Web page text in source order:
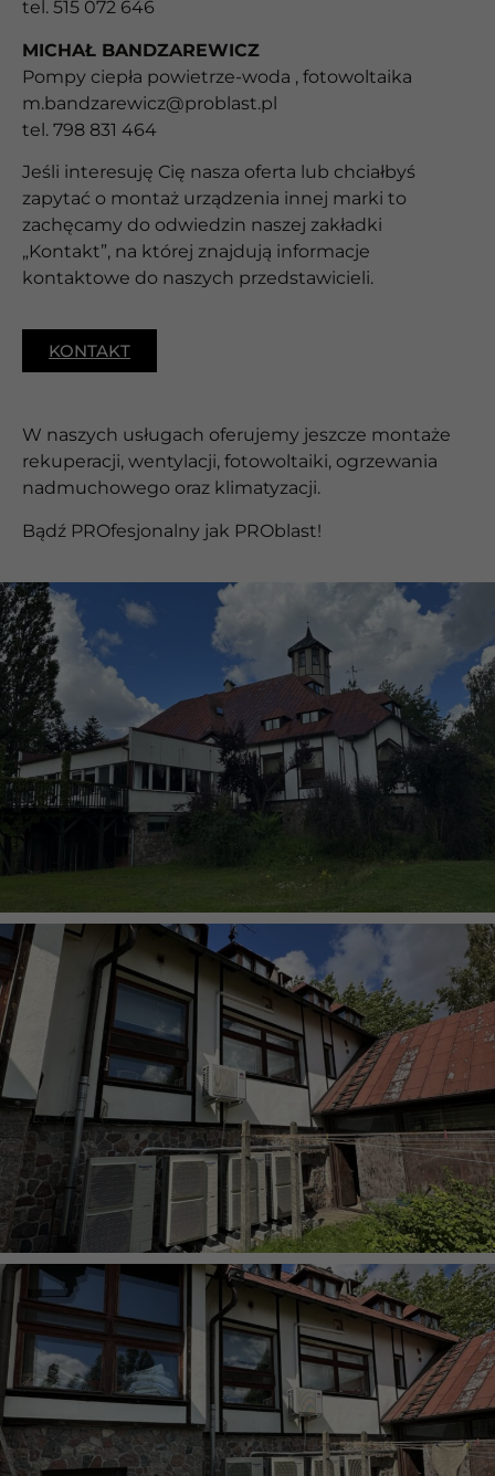
tel. 515 072 646
MICHAŁ BANDZAREWICZ
Pompy ciepła powietrze-woda , fotowoltaika
m.bandzarewicz@problast.pl
tel. 798 831 464
Jeśli interesuję Cię nasza oferta lub chciałbyś
zapytać o montaż urządzenia innej marki to
zachęcamy do odwiedzin naszej zakładki
„Kontakt”, na której znajdują informacje
kontaktowe do naszych przedstawicieli.
KONTAKT
W naszych usługach oferujemy jeszcze montaże
rekuperacji, wentylacji, fotowoltaiki, ogrzewania
nadmuchowego oraz klimatyzacji.
Bądź PROfesjonalny jak PROblast!